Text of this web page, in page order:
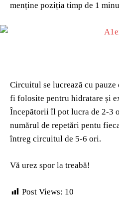
menține poziția timp de 1
Circuitul se lucrează cu
fi folosite pentru hidratare și
Începătorii îl pot lucra de 2-3
numărul de repetări pentu
întreg circuitul de 5-6 ori.
Vă urez spor la treabă!
Post Views: 10